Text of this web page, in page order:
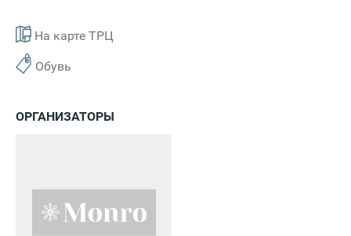
На карте ТРЦ
Обувь
ОРГАНИЗАТОРЫ